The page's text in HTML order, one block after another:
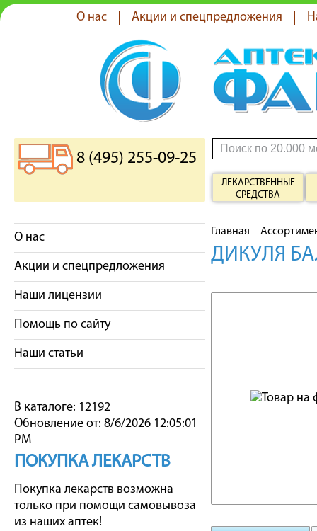
О нас Акции и спецпредложения
8 (495) 255-09-25
ЛЕКАРСТВЕННЫЕ
СРЕДСТВА
О нас
Акции и спецпредложения
Наши лицензии
Помощь по сайту
Наши статьи
В каталоге: 12192
Обновление от: 8/6/2026 12:05:01
PM
ПОКУПКА ЛЕКАРСТВ
Покупка лекарств возможна
только при помощи самовывоза
из наших аптек!
Главная
ДИКУЛЯ